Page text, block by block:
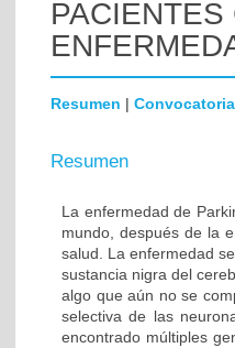
Resumen | Convocatoria
Resumen
La enfermedad de
mundo, después de la
salud. La enfermedad
sustancia nigra del
algo que aún no se
selectiva de las
encontrado múltiples